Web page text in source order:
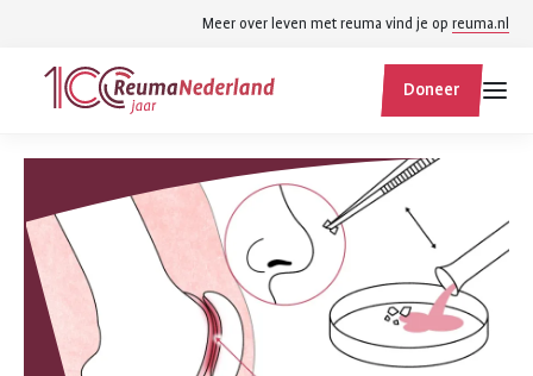
hoofdinhoud
footer
navigatie
Meer over leven met reuma vind je op reuma.nl
ReumaNederland
homepage
Doneer
binnen
reumanederland.nl